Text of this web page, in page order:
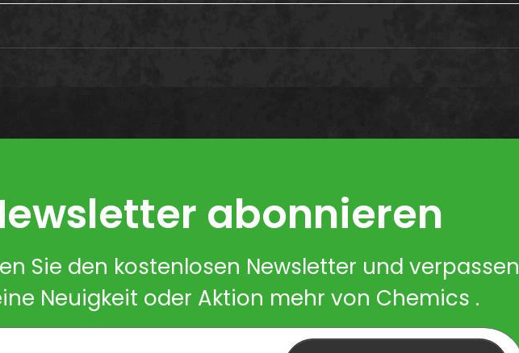
abonnieren
Sie den kostenlosen Newsletter und verpassen
Neuigkeit oder Aktion mehr von Chemics .